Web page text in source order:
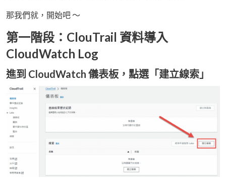
那我們就，開始吧 ～
第一階段：ClouTrail 資料導入
CloudWatch Log
進到 CloudWatch 儀表板，點選「建立線索」